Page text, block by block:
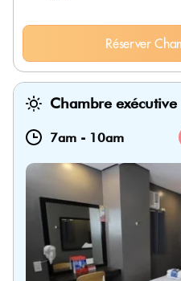
Réserver
Chambre exécutive
7am - 10am